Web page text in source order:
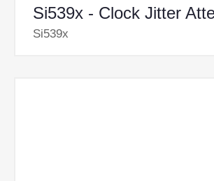
Si539x - Clock Jitter
Si539x